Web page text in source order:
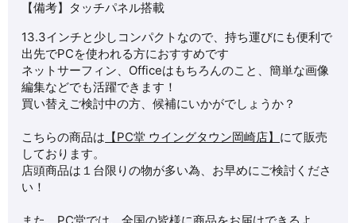
【備考】タッチパネル搭載
13.3インチと少しコンパクトなので、持ち運びにも便利で
出先でPCを使われる方におすすめです
ネットサーフィン、Officeはもちろんのこと、簡単な画像
編集などでも活躍できます！
買い替えご検討中の方、候補にいかがでしょうか？
こちらの商品は 【PC堂 ウイングタウン岡崎店】 にて販売
しております。
店頭商品は１台限りの物が多い為、お早めにご検討くださ
い！